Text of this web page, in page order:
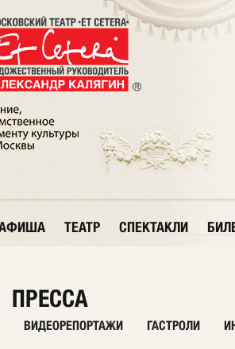
ТЕАТР СПЕКТАКЛИ
ПРЕССА
ВИДЕОРЕПОРТАЖИ ГАСТРОЛИ